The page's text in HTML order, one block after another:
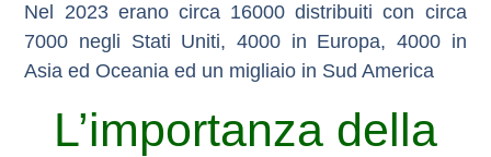
Nel 2023 erano circa 16000 distribuiti con circa
7000 negli Stati Uniti, 4000 in Europa, 4000 in
Asia ed Oceania ed un migliaio in Sud America
L’importanza della